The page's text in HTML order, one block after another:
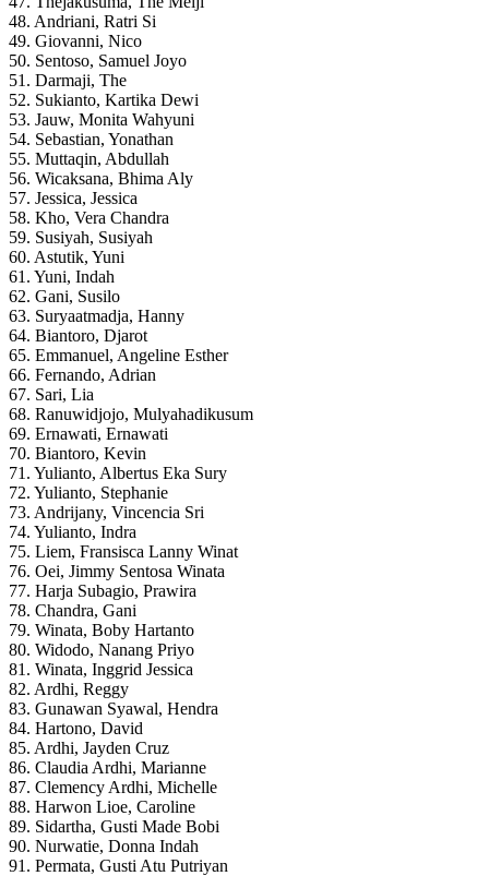
48. Andriani, Ratri Si
49. Giovanni, Nico
50. Sentoso, Samuel Joyo
51. Darmaji, The
52. Sukianto, Kartika Dewi
53. Jauw, Monita Wahyuni
54. Sebastian, Yonathan
55. Muttaqin, Abdullah
56. Wicaksana, Bhima Aly
57. Jessica, Jessica
58. Kho, Vera Chandra
59. Susiyah, Susiyah
60. Astutik, Yuni
61. Yuni, Indah
62. Gani, Susilo
63. Suryaatmadja, Hanny
64. Biantoro, Djarot
65. Emmanuel, Angeline Esther
66. Fernando, Adrian
67. Sari, Lia
68. Ranuwidjojo, Mulyahadikusum
69. Ernawati, Ernawati
70. Biantoro, Kevin
71. Yulianto, Albertus Eka Sury
72. Yulianto, Stephanie
73. Andrijany, Vincencia Sri
74. Yulianto, Indra
75. Liem, Fransisca Lanny Winat
76. Oei, Jimmy Sentosa Winata
77. Harja Subagio, Prawira
78. Chandra, Gani
79. Winata, Boby Hartanto
80. Widodo, Nanang Priyo
81. Winata, Inggrid Jessica
82. Ardhi, Reggy
83. Gunawan Syawal, Hendra
84. Hartono, David
85. Ardhi, Jayden Cruz
86. Claudia Ardhi, Marianne
87. Clemency Ardhi, Michelle
88. Harwon Lioe, Caroline
89. Sidartha, Gusti Made Bobi
90. Nurwatie, Donna Indah
91. Permata, Gusti Atu Putriyan